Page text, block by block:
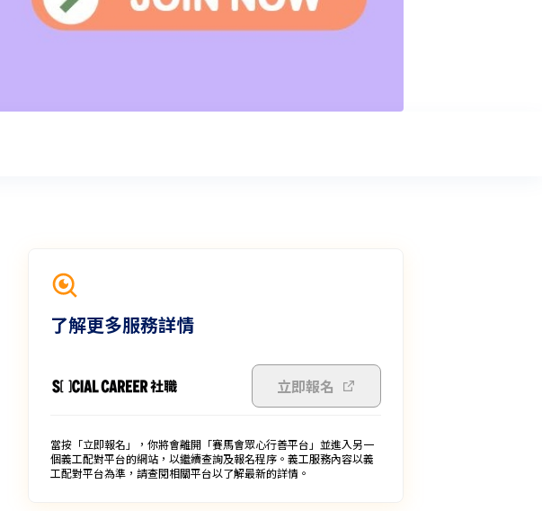
了解更多服務詳情
立即報名
當按「立即報名」，你將會離開「賽馬會眾心行善平台」並進入另一
個義工配對平台的網站，以繼續查詢及報名程序。義工服務內容以義
工配對平台為準，請查閱相關平台以了解最新的詳情。